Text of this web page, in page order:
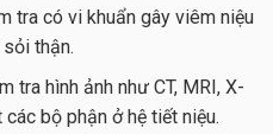
tra có vi khuẩn gây viêm niệu
thận.
tra hình ảnh như CT, MRI, X-
bộ phận ở hệ tiết niệu.